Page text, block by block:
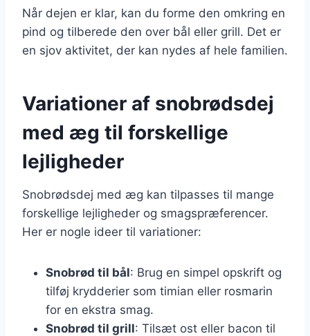
Når dejen er klar, kan du forme den omkring en
pind og tilberede den over bål eller grill. Det er
en sjov aktivitet, der kan nydes af hele familien.
Variationer af snobrødsdej
med æg til forskellige
lejligheder
Snobrødsdej med æg kan tilpasses til mange
forskellige lejligheder og smagspræferencer.
Her er nogle ideer til variationer:
Snobrød til bål: Brug en simpel opskrift og
tilføj krydderier som timian eller rosmarin
for en ekstra smag.
Snobrød til grill: Tilsæt ost eller bacon til